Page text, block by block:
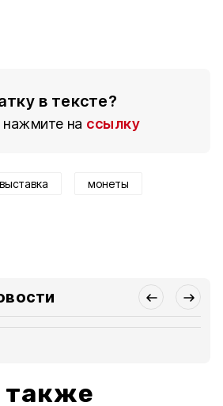
в тексте?
на ссылку
выставка монеты
также